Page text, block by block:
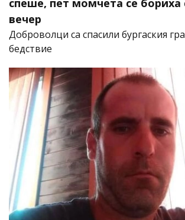
спеше, пет момчета се бориха
вечер
Доброволци са спасили бургаския
бедствие